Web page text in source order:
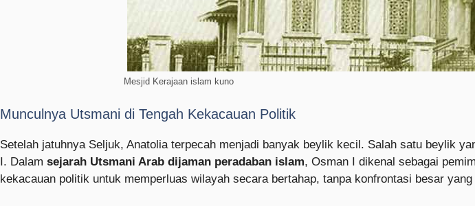
Mesjid Kerajaan islam kuno
Munculnya Utsmani di Tengah Kekacauan Politik
Setelah jatuhnya Seljuk, Anatolia terpecah menjadi banyak beylik kecil. Salah satu beylik
I. Dalam sejarah Utsmani Arab dijaman peradaban islam, Osman I dikenal sebagai
kekacauan politik untuk memperluas wilayah secara bertahap, tanpa konfrontasi besar